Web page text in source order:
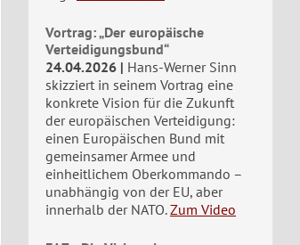
Vortrag: „Der europäische
Verteidigungsbund“
24.04.2026
Hans-Werner Sinn
skizziert in seinem Vortrag eine
konkrete Vision für die Zukunft
der europäischen Verteidigung:
einen Europäischen Bund mit
gemeinsamer Armee und
einheitlichem Oberkommando –
unabhängig von der EU, aber
innerhalb der NATO. Zum Video